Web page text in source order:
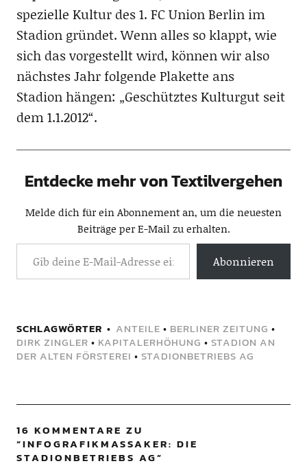
spezielle Kultur des 1. FC Union Berlin im
Stadion gründet. Wenn alles so klappt, wie
sich das vorgestellt wird, können wir also
nächstes Jahr folgende Plakette ans
Stadion hängen: „Geschütztes Kulturgut seit
dem 1.1.2012“.
Entdecke mehr von Textilvergehen
Melde dich für ein Abonnement an, um die neuesten
Beiträge per E-Mail zu erhalten.
Abonnieren
SCHLAGWÖRTER ANTEILE • BERLINER ZEITUNG •
DIRK ZINGLER • KAPITALERHÖHUNG • STADION AN
DER ALTEN FÖRSTEREI • STADIONBETRIEBS AG
16 KOMMENTARE ZU
“INFOGRAFIKMASSAKER: DIE
STADIONBETRIEBS AG”